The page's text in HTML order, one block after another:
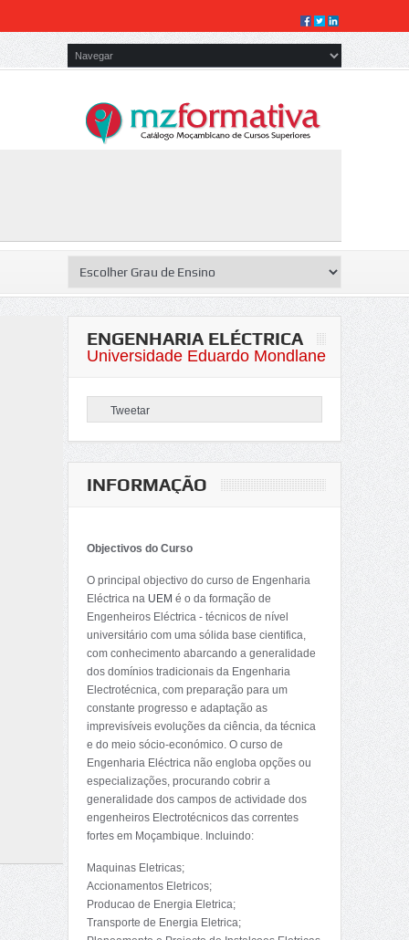
ENGENHARIA ELÉCTRICA
Universidade Eduardo Mondlane
Tweetar
INFORMAÇÃO
Objectivos do Curso
O principal objectivo do curso de Engenharia
Eléctrica na UEM é o da formação de
Engenheiros Eléctrica - técnicos de nível
universitário com uma sólida base cientifica,
com conhecimento abarcando a generalidade
dos domínios tradicionais da Engenharia
Electrotécnica, com preparação para um
constante progresso e adaptação as
imprevisíveis evoluções da ciência, da técnica
e do meio sócio-económico. O curso de
Engenharia Eléctrica não engloba opções ou
especializações, procurando cobrir a
generalidade dos campos de actividade dos
engenheiros Electrotécnicos das correntes
fortes em Moçambique. Incluindo:
Maquinas Eletricas;
Accionamentos Eletricos;
Producao de Energia Eletrica;
Transporte de Energia Eletrica;